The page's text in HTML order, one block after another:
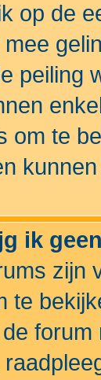
op de
peiling
om te
ik
zijn
te